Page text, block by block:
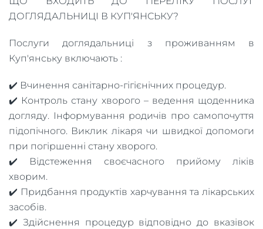
ДОГЛЯДАЛЬНИЦІ В КУП'ЯНСЬКУ?
Послуги доглядальниці з проживанням в
Куп'янську включають :
✔️ Вчинення санітарно-гігієнічних процедур.
✔️ Контроль стану хворого – ведення щоденника
догляду. Інформування родичів про самопочуття
підопічного. Виклик лікаря чи швидкої допомоги
при погіршенні стану хворого.
✔️ Відстеження своєчасного прийому ліків
хворим.
✔️ Придбання продуктів харчування та лікарських
засобів.
✔️ Здійснення процедур відповідно до вказівок